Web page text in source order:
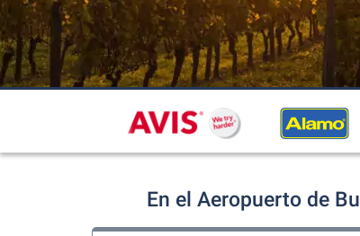
En el Aeropuerto de